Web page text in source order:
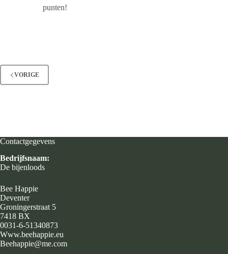
punten!
VORIGE
Contactgegevens
Bedrijfsnaam:
De bijenloods
Bee Happie
Deventer
Groningerstraat 5
7418 BX
0031-6-51340873
Www.beehappie.eu
Beehappie@me.com